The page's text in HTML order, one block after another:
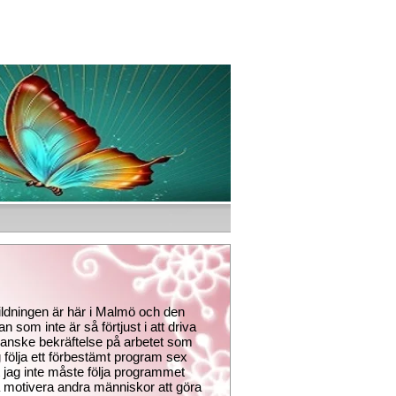
är här i Malmö och den
som inte är så förtjust i att driva
bekräftelse på arbetet som
ett förbestämt program sex
inte måste följa programmet
andra människor att göra